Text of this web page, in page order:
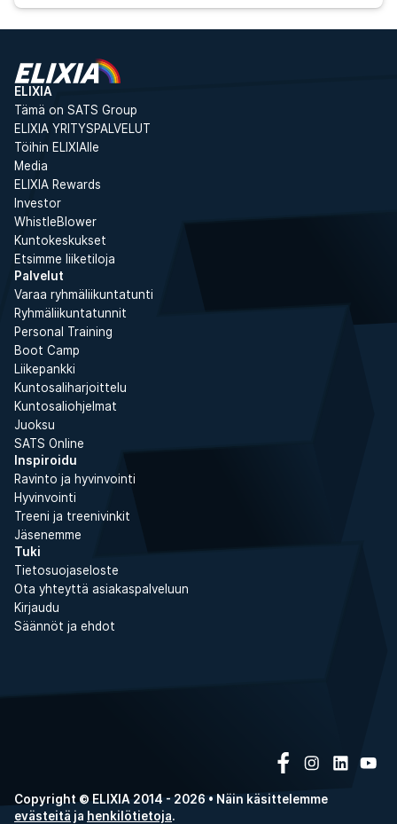
ELIXIA
Tämä on SATS Group
ELIXIA YRITYSPALVELUT
Töihin ELIXIAlle
Media
ELIXIA Rewards
Investor
WhistleBlower
Kuntokeskukset
Etsimme liiketiloja
Palvelut
Varaa ryhmäliikuntatunti
Ryhmäliikuntatunnit
Personal Training
Boot Camp
Liikepankki
Kuntosaliharjoittelu
Kuntosaliohjelmat
Juoksu
SATS Online
Inspiroidu
Ravinto ja hyvinvointi
Hyvinvointi
Treeni ja treenivinkit
Jäsenemme
Tuki
Tietosuojaseloste
Ota yhteyttä asiakaspalveluun
Kirjaudu
Säännöt ja ehdot
Copyright © ELIXIA 2014 - 2026 • Näin käsittelemme
evästeitä ja henkilötietoja.